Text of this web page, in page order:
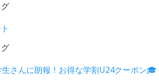
さんに朗報！お得な学割U24クーポン🎓